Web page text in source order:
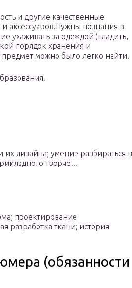
и другие качественные
аксессуаров.Нужны познания в
ухаживать за одеждой (гладить,
порядок хранения и
можно было легко найти.
дизайна; умение разбираться в
творче…
проектирование
разработка ткани; история
(обязанности